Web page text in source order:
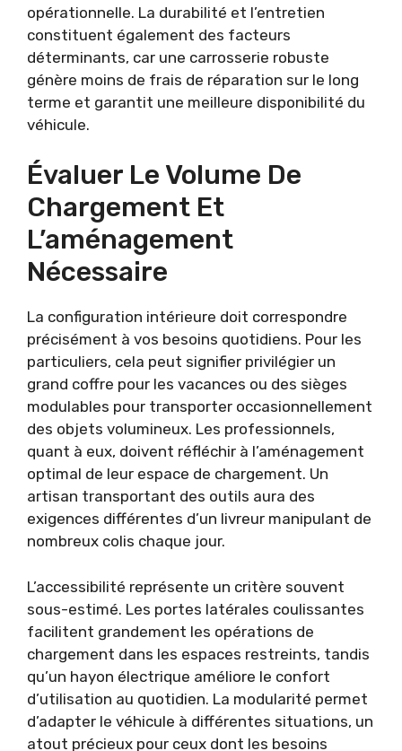
opérationnelle. La durabilité et l’entretien
constituent également des facteurs
déterminants, car une carrosserie robuste
génère moins de frais de réparation sur le long
terme et garantit une meilleure disponibilité du
véhicule.
Évaluer Le Volume De
Chargement Et
L’aménagement
Nécessaire
La configuration intérieure doit correspondre
précisément à vos besoins quotidiens. Pour les
particuliers, cela peut signifier privilégier un
grand coffre pour les vacances ou des sièges
modulables pour transporter occasionnellement
des objets volumineux. Les professionnels,
quant à eux, doivent réfléchir à l’aménagement
optimal de leur espace de chargement. Un
artisan transportant des outils aura des
exigences différentes d’un livreur manipulant de
nombreux colis chaque jour.
L’accessibilité représente un critère souvent
sous-estimé. Les portes latérales coulissantes
facilitent grandement les opérations de
chargement dans les espaces restreints, tandis
qu’un hayon électrique améliore le confort
d’utilisation au quotidien. La modularité permet
d’adapter le véhicule à différentes situations, un
atout précieux pour ceux dont les besoins